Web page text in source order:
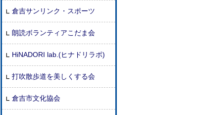
倉吉サンリンク・スポーツ
朗読ボランティアこだま会
HiNADORI lab.(ヒナドリラボ)
打吹散歩道を美しくする会
倉吉市文化協会